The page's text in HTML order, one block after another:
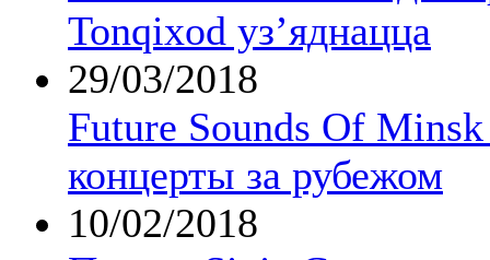
Tonqixod уз’яднацца
29/03/2018
Future Sounds Of
концерты за рубежом
10/02/2018